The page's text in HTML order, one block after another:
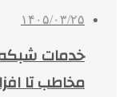
۱۴۰۵/۰۳/۲۵
مخاطب تا